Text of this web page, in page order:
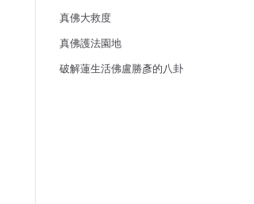
真佛大救度
真佛護法園地
破解蓮生活佛盧勝彥的八卦